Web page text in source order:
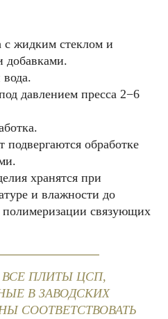
с жидким стеклом и
добавками.
давлением пресса 2−6
обработке
хранятся при
и влажности до
связующих
ВСЕ ПЛИТЫ ЦСП,
В ЗАВОДСКИХ
СООТВЕТСТВОВАТЬ